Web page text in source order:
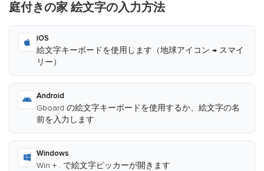
庭付きの家 絵文字の入力方法
iOS
絵文字キーボードを使用します（地球アイコン → スマイ
リー）
Android
Gboard の絵文字キーボードを使用するか、絵文字の名
前を入力します
Windows
Win + . で絵文字ピッカーが開きます